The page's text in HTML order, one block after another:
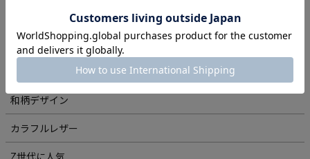
旅鞄・レザーグッズ特集
コンパクト財布・小銭入れ特集
夏・梅雨におすすめアイテム
和柄デザイン
カラフルレザー
Z世代に人気